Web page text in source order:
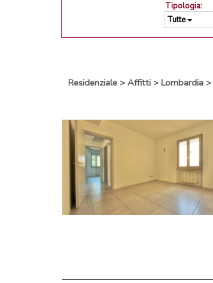
Tipologia:
Tutte
Residenziale > Affitti > Lombardia >